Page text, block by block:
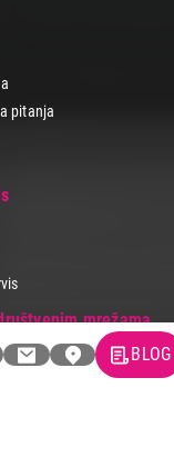
pitanja
mrežama
BLOG